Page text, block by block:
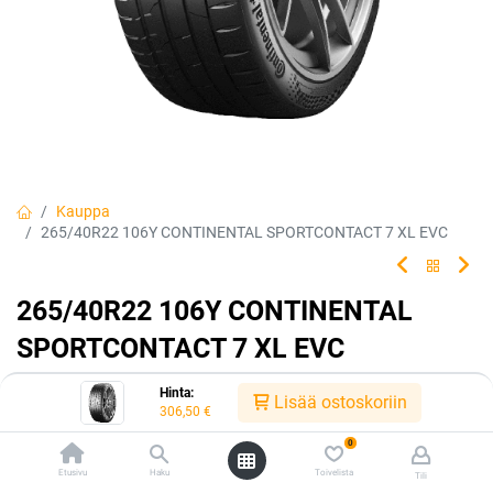
Hinta:
306,50 € Lisää ostoskoriin
Etusivu Haku
0
Toivelista Tili
Kauppa
265/40R22 106Y CONTINENTAL SPORTCONTACT 7 XL EVC
265/40R22 106Y CONTINENTAL
SPORTCONTACT 7 XL EVC
Pidä kiinni unelmistasi. Pysy tiellä.
4019238060294 Tuotekoodi:224114
306,50€